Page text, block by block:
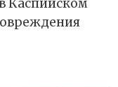
Каспийском